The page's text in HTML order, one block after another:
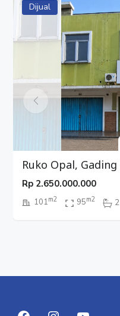
Dijual
Ruko Opal,
Rp 2.650.000.000
101m2 95m2 2